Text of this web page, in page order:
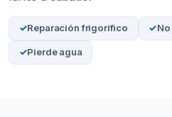
Reparación frigorífico
Pierde agua